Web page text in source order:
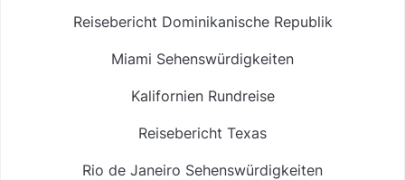
Reisebericht Dominikanische Republik
Miami Sehenswürdigkeiten
Kalifornien Rundreise
Reisebericht Texas
Rio de Janeiro Sehenswürdigkeiten